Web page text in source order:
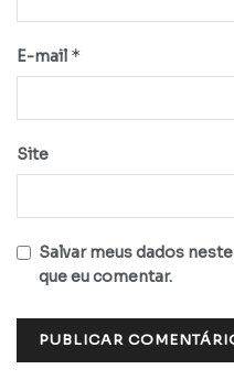
E-mail *
Site
Salvar meus dados
que eu comentar.